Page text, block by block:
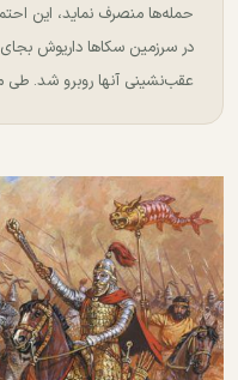
حمله‌ها منصرف نماید، این
در سرزمین سکاها داریوش
عقب‌نشینی آنها روبرو شد. طی